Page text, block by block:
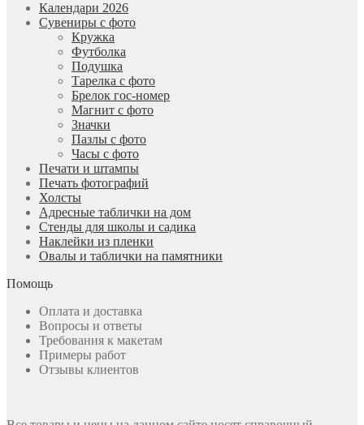
Календари 2026
Сувениры с фото
Кружка
Футболка
Подушка
Тарелка с фото
Брелок гос-номер
Магнит с фото
Значки
Пазлы с фото
Часы с фото
Печати и штампы
Печать фотографий
Холсты
Адресные таблички на дом
Стенды для школы и садика
Наклейки из пленки
Овалы и таблички на памятники
Помощь
Оплата и доставка
Вопросы и ответы
Требования к макетам
Примеры работ
Отзывы клиентов